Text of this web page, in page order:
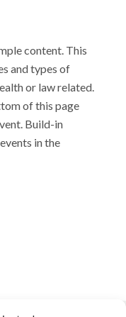
content. This
and types of
or law related.
of this page
Build-in
in the